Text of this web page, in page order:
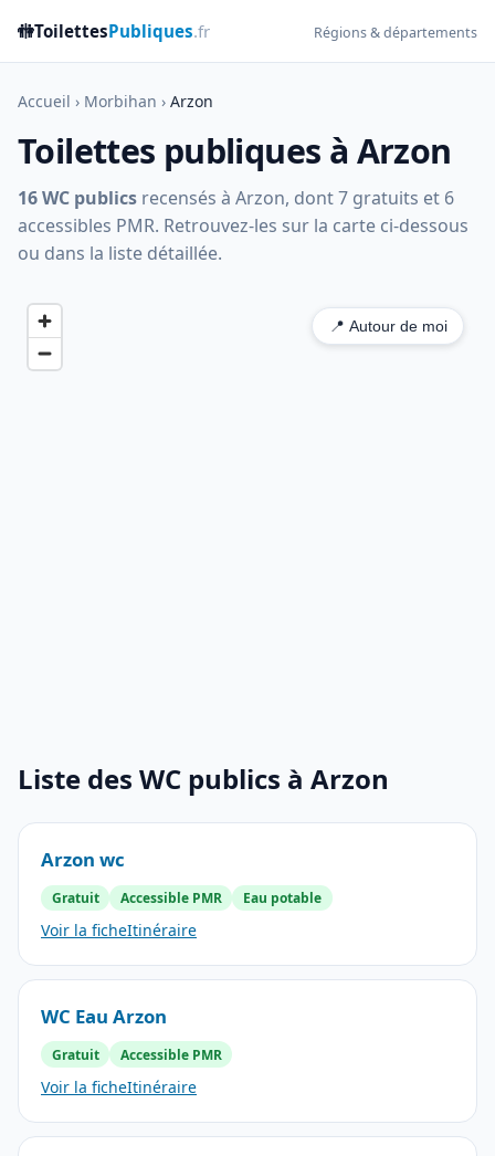
🚻ToilettesPubliques.fr Régions & départements
Accueil › Morbihan › Arzon
Toilettes publiques à Arzon
16 WC publics recensés à Arzon, dont 7 gratuits et 6
accessibles PMR. Retrouvez-les sur la carte ci-dessous
ou dans la liste détaillée.
📍 Autour de moi
Liste des WC publics à Arzon
Arzon wc
Gratuit Accessible PMR Eau potable
Voir la ficheItinéraire
WC Eau Arzon
Gratuit Accessible PMR
Voir la ficheItinéraire